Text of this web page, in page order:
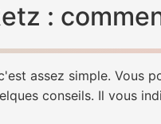
:
assez simple. Vous
conseils. Il vous